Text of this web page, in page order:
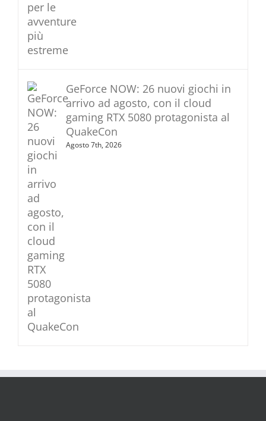
GeForce NOW: 26 nuovi giochi in
arrivo ad agosto, con il cloud
gaming RTX 5080 protagonista al
QuakeCon
Agosto 7th, 2026